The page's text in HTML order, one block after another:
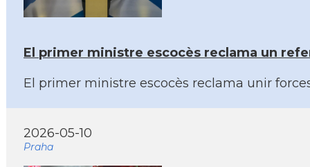
El primer ministre escocès reclama un
El primer ministre escocès reclama unir
2026-05-10
Praha